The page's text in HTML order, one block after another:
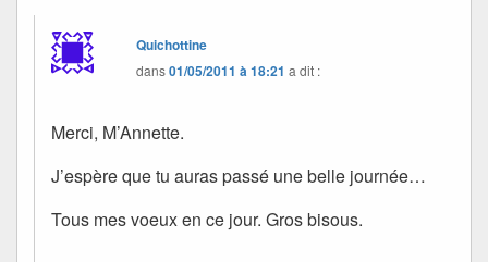
Quichottine
dans01/05/2011 à 18:21 a dit :
Merci, M’Annette.
J’espère que tu auras passé une belle journée…
Tous mes voeux en ce jour. Gros bisous.